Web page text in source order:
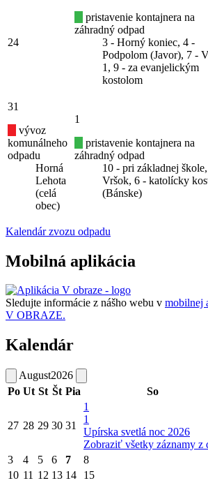
24
pristavenie kontajnera na
záhradný odpad
3 - Horný koniec, 4 -
Podpolom (Javor), 7 -
1, 9 - za evanjelickým
kostolom
31
vývoz
komunálneho
odpadu
Horná
Lehota
(celá
obec)
1
pristavenie kontajnera na
záhradný odpad
10 - pri základnej
Vršok, 6 - katolícky
(Bánske)
Kalendár zvozu odpadu
Mobilná aplikácia
Sledujte informácie z nášho webu v mobilnej
V OBRAZE.
Kalendár
August2026
Po Ut St Št Pia So
27 28 29 30 31
1
1
Upírska svetlá noc 2026
Zobraziť všetky záznamy z
3 4 5 6 7 8
10 11 12 13 14 15